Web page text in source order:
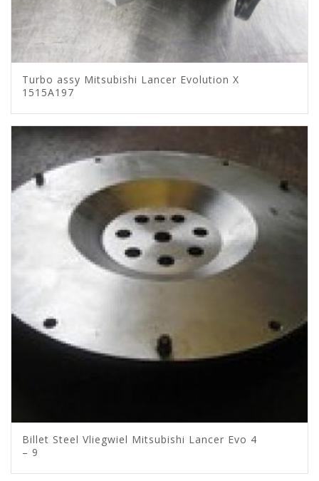
Turbo assy Mitsubishi Lancer Evolution X
1515A197
Billet Steel Vliegwiel Mitsubishi Lancer Evo 4
– 9